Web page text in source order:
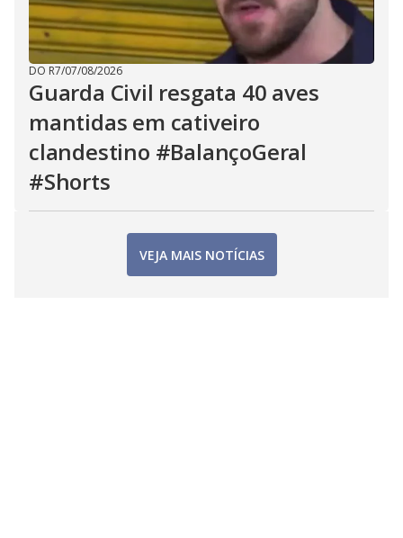
DO R7/07/08/2026
Guarda Civil resgata 40 aves
mantidas em cativeiro
clandestino #BalançoGeral
#Shorts
VEJA MAIS NOTÍCIAS